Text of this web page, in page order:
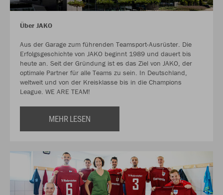
Über JAKO
Aus der Garage zum führenden Teamsport-Ausrüster. Die
Erfolgsgeschichte von JAKO beginnt 1989 und dauert bis
heute an. Seit der Gründung ist es das Ziel von JAKO, der
optimale Partner für alle Teams zu sein. In Deutschland,
weltweit und von der Kreisklasse bis in die Champions
League. WE ARE TEAM!
MEHR LESEN